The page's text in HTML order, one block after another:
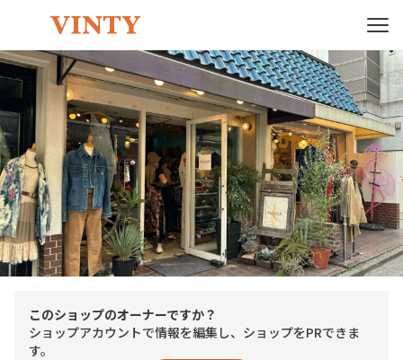
このショップのオーナーですか？
ショップアカウントで情報を編集し、ショップをPRできま
す。